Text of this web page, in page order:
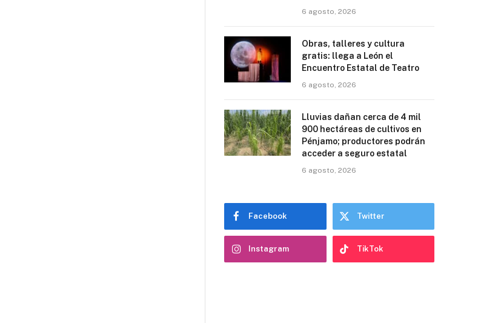
6 agosto, 2026
Obras, talleres y cultura
gratis: llega a León el
Encuentro Estatal de Teatro
6 agosto, 2026
Lluvias dañan cerca de 4 mil
900 hectáreas de cultivos en
Pénjamo; productores podrán
acceder a seguro estatal
6 agosto, 2026
Facebook Twitter
Instagram TikTok